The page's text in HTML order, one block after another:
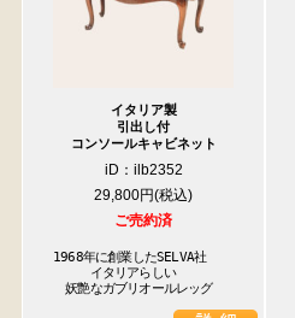
イタリア製
引出し付
コンソールキャビネット
iD：ilb2352
29,800円
ご売約済
1968年に創業したSELVA社
イタリアらしい
妖艶なガブリオールレッグ